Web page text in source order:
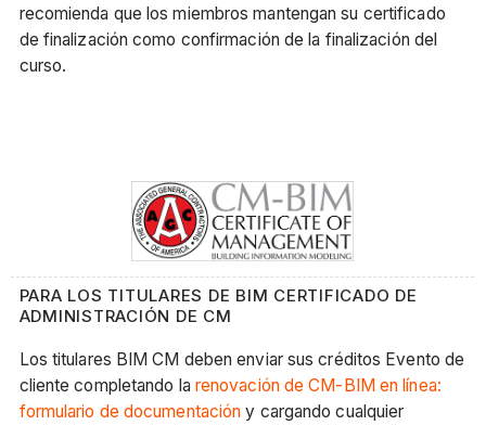
recomienda que los miembros mantengan su certificado
de finalización como confirmación de la finalización del
curso.
PARA LOS TITULARES DE BIM CERTIFICADO DE
ADMINISTRACIÓN DE CM
Los titulares BIM CM deben enviar sus créditos Evento de
cliente completando la renovación de CM-BIM en línea:
formulario de documentación y cargando cualquier